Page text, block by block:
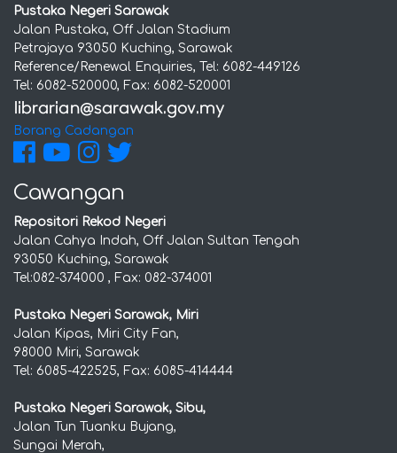
Pustaka Negeri Sarawak
Jalan Pustaka, Off Jalan Stadium
Petrajaya 93050 Kuching, Sarawak
Reference/Renewal Enquiries, Tel: 6082-449126
Tel: 6082-520000, Fax: 6082-520001
Borang Cadangan
Cawangan
Repositori Rekod Negeri
Jalan Cahya Indah, Off Jalan Sultan Tengah
93050 Kuching, Sarawak
Tel:082-374000 , Fax: 082-374001
Pustaka Negeri Sarawak, Miri
Jalan Kipas, Miri City Fan,
98000 Miri, Sarawak
Tel: 6085-422525, Fax: 6085-414444
Pustaka Negeri Sarawak, Sibu,
Jalan Tun Tuanku Bujang,
Sungai Merah,